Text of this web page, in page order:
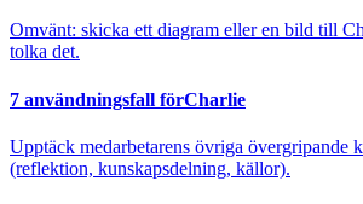
Omvänt: skicka ett diagram eller en bild till
tolka det.
7 användningsfall förCharlie
Upptäck medarbetarens övriga övergripande
(reflektion, kunskapsdelning, källor).